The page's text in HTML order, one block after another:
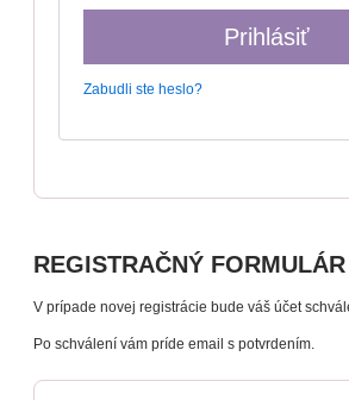
Prihlásiť
Zabudli ste heslo?
REGISTRAČNÝ FORMULÁR
V prípade novej registrácie bude váš účet
Po schválení vám príde email s potvrdením.